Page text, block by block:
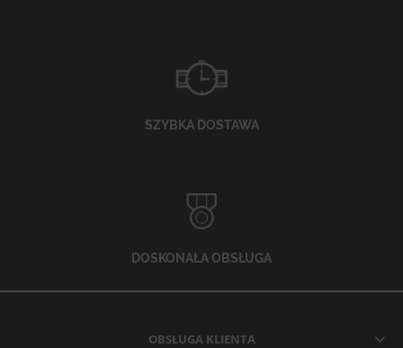
SZYBKA DOSTAWA
DOSKONAŁA OBSŁUGA
OBSŁUGA KLIENTA